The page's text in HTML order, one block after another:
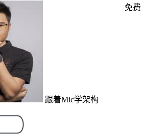
跟着Mic学架构
免费